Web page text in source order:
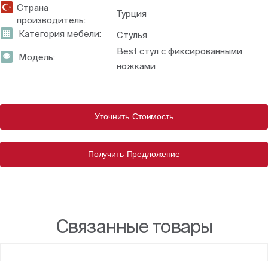
Страна
производитель:
Турция
Категория мебели:
Стулья
Модель:
Best стул с фиксированными
ножками
Уточнить Стоимость
Получить Предложение
Связанные товары